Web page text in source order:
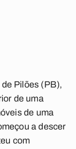
Pilões (PB),
de uma
de uma
a descer
com